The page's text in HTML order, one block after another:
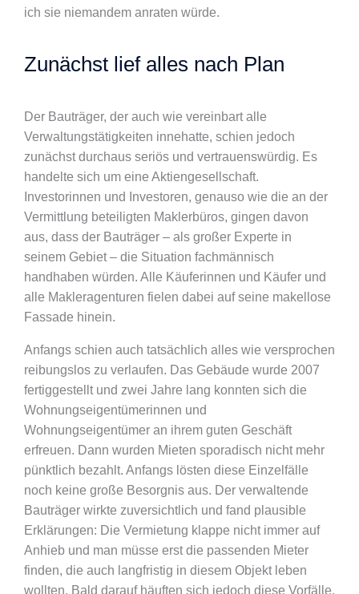
ich sie niemandem anraten würde.
Zunächst lief alles nach Plan
Der Bauträger, der auch wie vereinbart alle
Verwaltungstätigkeiten innehatte, schien jedoch
zunächst durchaus seriös und vertrauenswürdig. Es
handelte sich um eine Aktiengesellschaft.
Investorinnen und Investoren, genauso wie die an der
Vermittlung beteiligten Maklerbüros, gingen davon
aus, dass der Bauträger – als großer Experte in
seinem Gebiet – die Situation fachmännisch
handhaben würden. Alle Käuferinnen und Käufer und
alle Makleragenturen fielen dabei auf seine makellose
Fassade hinein.
Anfangs schien auch tatsächlich alles wie versprochen
reibungslos zu verlaufen. Das Gebäude wurde 2007
fertiggestellt und zwei Jahre lang konnten sich die
Wohnungseigentümerinnen und
Wohnungseigentümer an ihrem guten Geschäft
erfreuen. Dann wurden Mieten sporadisch nicht mehr
pünktlich bezahlt. Anfangs lösten diese Einzelfälle
noch keine große Besorgnis aus. Der verwaltende
Bauträger wirkte zuversichtlich und fand plausible
Erklärungen: Die Vermietung klappe nicht immer auf
Anhieb und man müsse erst die passenden Mieter
finden, die auch langfristig in diesem Objekt leben
wollten. Bald darauf häuften sich jedoch diese Vorfälle.